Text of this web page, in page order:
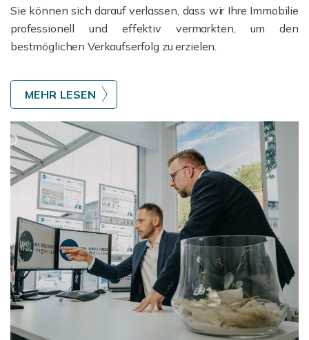
Sie können sich darauf verlassen, dass wir Ihre Immobilie
professionell und effektiv vermarkten, um den
bestmöglichen Verkaufserfolg zu erzielen.
MEHR LESEN